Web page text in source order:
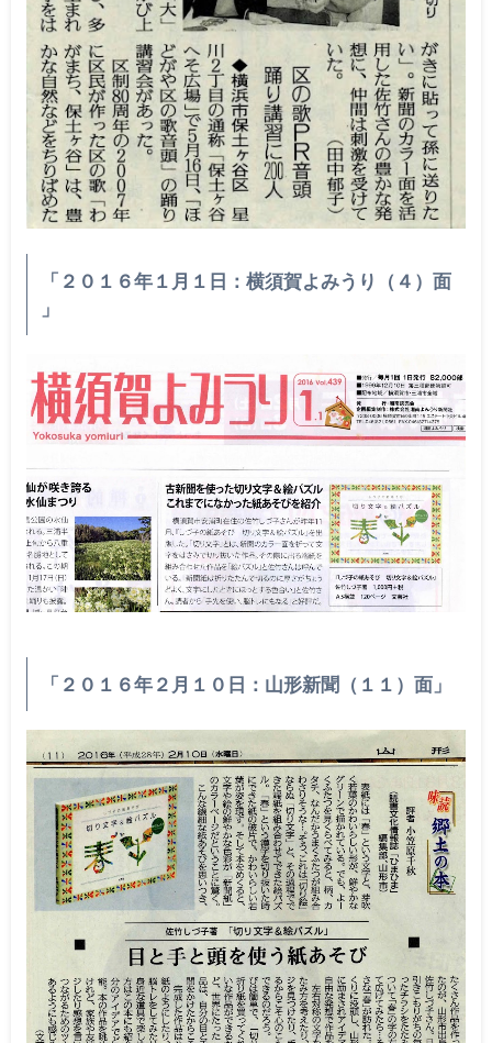
「２０１６年１月１日：横須賀よみうり（４）面
」
「２０１６年２月１０日：山形新聞（１１）面」